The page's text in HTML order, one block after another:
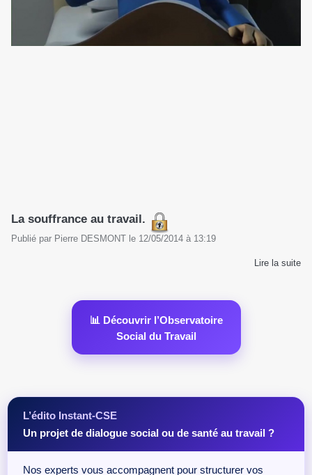
La souffrance au travail.
Publié par Pierre DESMONT le 12/05/2014 à 13:19
Lire la suite
📊 Découvrir l’Observatoire
Social du Travail
L’édito Instant-CSE
Un projet de dialogue social ou de santé au travail ?
Nos experts vous accompagnent pour structurer vos